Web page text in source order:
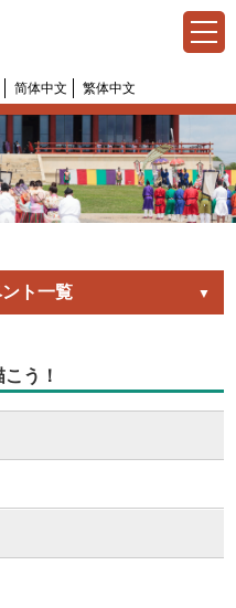
简体中文 繁体中文
ト一覧
う！
Select Language▼